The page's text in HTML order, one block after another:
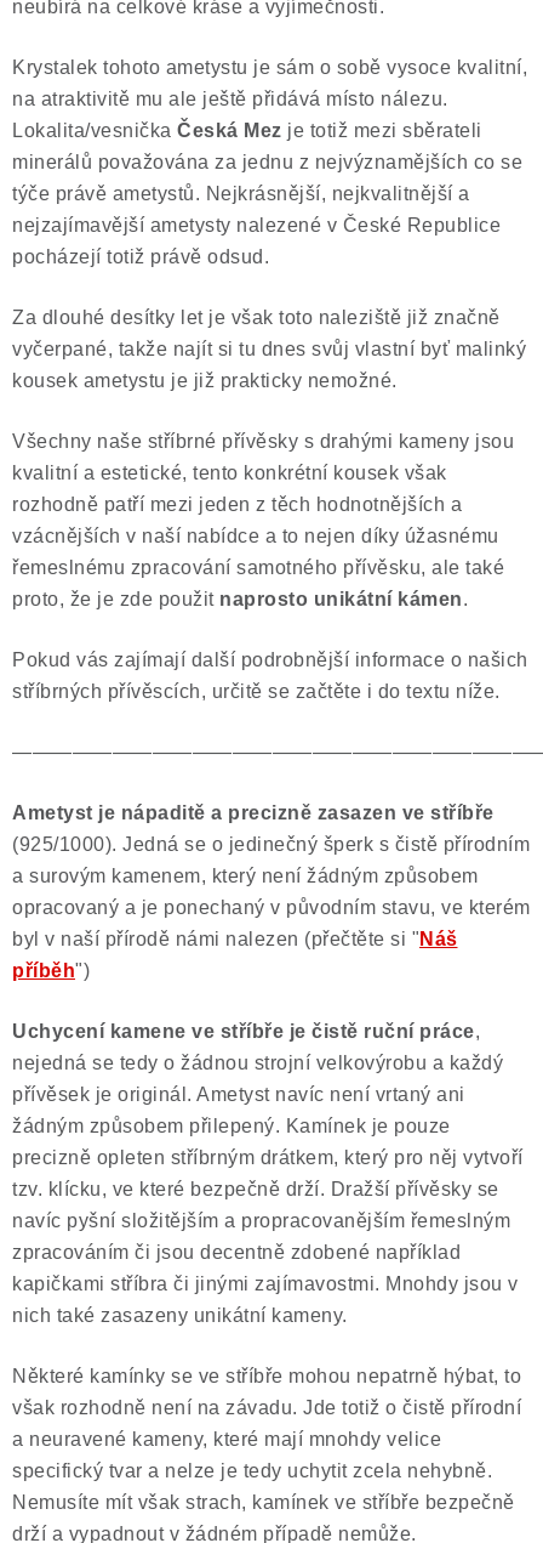
neubírá na celkové kráse a vyjímečnosti.
Krystalek tohoto ametystu je sám o sobě vysoce kvalitní,
na atraktivitě mu ale ještě přidává místo nálezu.
Lokalita/vesnička Česká Mez je totiž mezi sběrateli
minerálů považována za jednu z nejvýznamějších co se
týče právě ametystů. Nejkrásnější, nejkvalitnější a
nejzajímavější ametysty nalezené v České Republice
pocházejí totiž právě odsud.
Za dlouhé desítky let je však toto naleziště již značně
vyčerpané, takže najít si tu dnes svůj vlastní byť malinký
kousek ametystu je již prakticky nemožné.
Všechny naše stříbrné přívěsky s drahými kameny jsou
kvalitní a estetické, tento konkrétní kousek však
rozhodně patří mezi jeden z těch hodnotnějších a
vzácnějších v naší nabídce a to nejen díky úžasnému
řemeslnému zpracování samotného přívěsku, ale také
proto, že je zde použit naprosto unikátní kámen.
Pokud vás zajímají další podrobnější informace o našich
stříbrných přívěscích, určitě se začtěte i do textu níže.
Ametyst je nápaditě a precizně zasazen ve stříbře
(925/1000). Jedná se o jedinečný šperk s čistě přírodním
a surovým kamenem, který není žádným způsobem
opracovaný a je ponechaný v původním stavu, ve kterém
byl v naší přírodě námi nalezen (přečtěte si " Náš
příběh")
Uchycení kamene ve stříbře je čistě ruční práce,
nejedná se tedy o žádnou strojní velkovýrobu a každý
přívěsek je originál. Ametyst navíc není vrtaný ani
žádným způsobem přilepený. Kamínek je pouze
precizně opleten stříbrným drátkem, který pro něj vytvoří
tzv. klícku, ve které bezpečně drží. Dražší přívěsky se
navíc pyšní složitějším a propracovanějším řemeslným
zpracováním či jsou decentně zdobené například
kapičkami stříbra či jinými zajímavostmi. Mnohdy jsou v
nich také zasazeny unikátní kameny.
Některé kamínky se ve stříbře mohou nepatrně hýbat, to
však rozhodně není na závadu. Jde totiž o čistě přírodní
a neuravené kameny, které mají mnohdy velice
specifický tvar a nelze je tedy uchytit zcela nehybně.
Nemusíte mít však strach, kamínek ve stříbře bezpečně
drží a vypadnout v žádném případě nemůže.